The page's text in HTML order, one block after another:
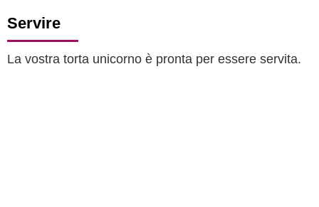
Servire
La vostra torta unicorno è pronta per essere servita.